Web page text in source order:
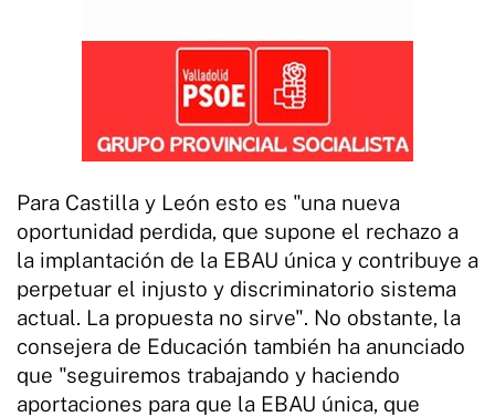
Para Castilla y León esto es "una nueva
oportunidad perdida, que supone el rechazo a
la implantación de la EBAU única y contribuye a
perpetuar el injusto y discriminatorio sistema
actual. La propuesta no sirve". No obstante, la
consejera de Educación también ha anunciado
que "seguiremos trabajando y haciendo
aportaciones para que la EBAU única, que